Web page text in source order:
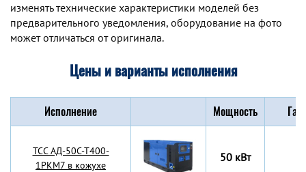
изменять технические характеристики моделей без
предварительного уведомления, оборудование на фото
может отличаться от оригинала.
Цены и варианты исполнения
Исполнение Мощность
TCC АД-50С-Т400-
1РКМ7 в кожухе
50 кВт